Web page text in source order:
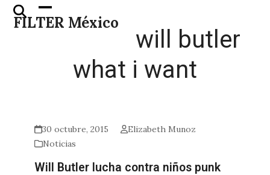
Skip
FILTER México
Open
mobile
Close
mobile
will butler
what i want
30 octubre, 2015
Elizabeth Munoz
Noticias
Will Butler lucha contra niños punk